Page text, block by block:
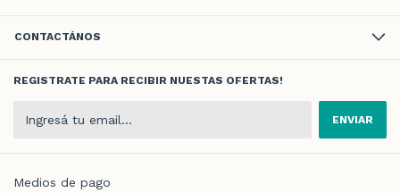
CONTACTÁNOS
REGISTRATE PARA RECIBIR NUESTAS OFERTAS!
Medios de pago